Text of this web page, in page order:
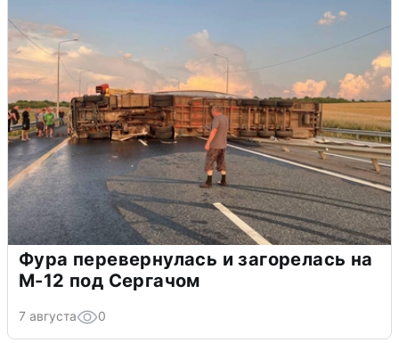
Фура перевернулась и загорелась на
М-12 под Сергачом
7 августа 0